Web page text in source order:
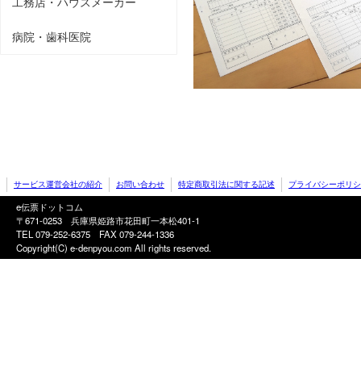
病院・歯科医院
サービス運営会社の紹介 お問い合わせ 特定商取引法に関する記述 プライバシーポリ
e伝票ドットコム
〒671-0253 兵庫県姫路市花田町一本松401-1
TEL 079-252-6375 FAX 079-244-1336
Copyright(C) e-denpyou.com All rights reserved.